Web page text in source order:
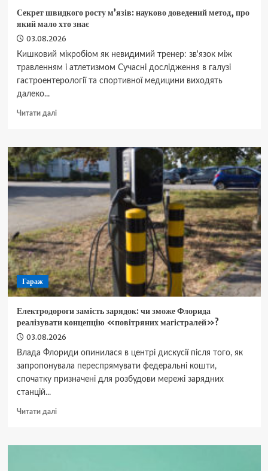
Секрет швидкого росту м’язів: науково доведений метод, про
який мало хто знає
03.08.2026
Кишковий мікробіом як невидимий тренер: зв'язок між
травленням і атлетизмом Сучасні дослідження в галузі
гастроентерології та спортивної медицини виходять
далеко...
Читати даліДокладніше
швидкого
росту
м’язів:
науково
метод,
який
мало
хто
знає
Гараж
Електродороги замість зарядок: чи зможе Флорида
реалізувати концепцію «повітряних магістралей»?
03.08.2026
Влада Флориди опинилася в центрі дискусії після того, як
запропонувала переспрямувати федеральні кошти,
спочатку призначені для розбудови мережі зарядних
станцій...
Читати даліДокладніше
замість